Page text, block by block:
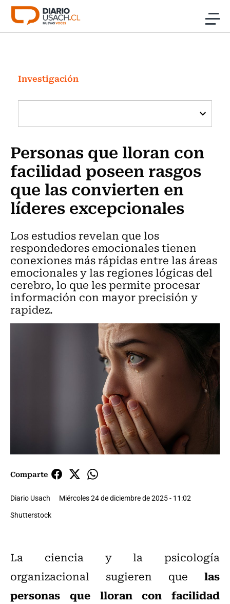
Click acá para ir directamente al contenido
Investigación
Cultura
Programas Radio y TV Usach
Investigación
Personas que lloran con
facilidad poseen rasgos
que las convierten en
líderes excepcionales
Los estudios revelan que los
respondedores emocionales tienen
conexiones más rápidas entre las áreas
emocionales y las regiones lógicas del
cerebro, lo que les permite procesar
información con mayor precisión y
rapidez.
Comparte
Diario Usach
Miércoles 24 de diciembre de 2025 - 11:02
Shutterstock
La ciencia y la psicología
organizacional sugieren que las
personas que lloran con facilidad